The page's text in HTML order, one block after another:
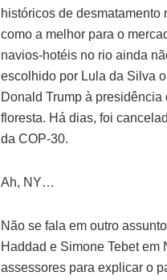
históricos de desmatamento
como a melhor para o
navios-hotéis no rio ainda
escolhido por Lula da Silva
Donald Trump à
floresta. Há dias, foi
da COP-30.
Ah, NY…
Não se fala em outro
Haddad e Simone Tebet
assessores para explicar o